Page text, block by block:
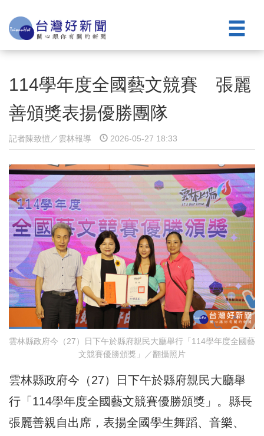
114學年度全國藝文競賽 張麗
善頒獎表揚優勝團隊
記者陳致愷／雲林報導 2026-05-27 18:33
雲林縣政府今（27）日下午於縣府親民大廳舉行「114學年度全國藝
文競賽優勝頒獎」／翻攝照片
雲林縣政府今（27）日下午於縣府親民大廳舉
行「114學年度全國藝文競賽優勝頒獎」。縣長
張麗善親自出席，表揚全國學生舞蹈、音樂、